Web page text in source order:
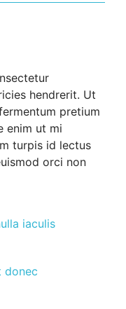
hendrerit. Ut
pretium
enim ut mi
turpis id lectus
orci non
iaculis
donec